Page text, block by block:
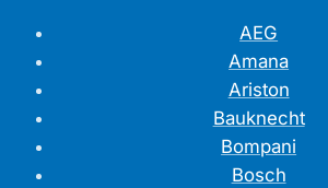
AEG
Amana
Ariston
Bauknecht
Bompani
Bosch